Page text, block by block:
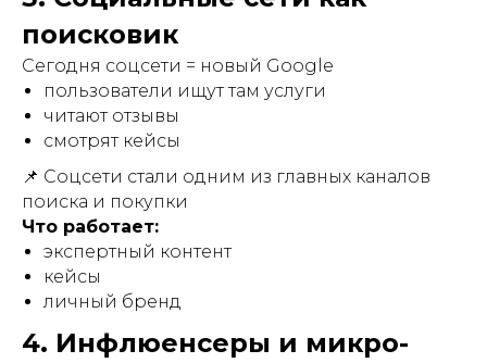
поисковик
Сегодня соцсети = новый Google
пользователи ищут там услуги
читают отзывы
смотрят кейсы
📌 Соцсети стали одним из главных каналов
поиска и покупки
Что работает:
экспертный контент
кейсы
личный бренд
4. Инфлюенсеры и микро-